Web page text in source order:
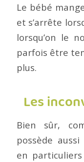
Le bébé
et s’arrête
lorsqu’on le
parfois être
plus.
Les
Bien sûr,
possède
en